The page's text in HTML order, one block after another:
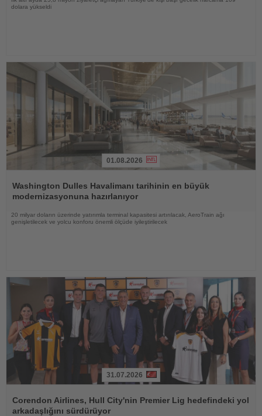
dolara yükseldi
Oku
01.08.2026
Washington Dulles Havalimanı tarihinin en büyük
modernizasyonuna hazırlanıyor
20 milyar doların üzerinde yatırımla terminal kapasitesi artırılacak, AeroTrain ağı
genişletilecek ve yolcu konforu önemli ölçüde iyileştirilecek
Oku
31.07.2026
Corendon Airlines, Hull City'nin Premier Lig hedefindeki yol
arkadaşlığını sürdürüyor